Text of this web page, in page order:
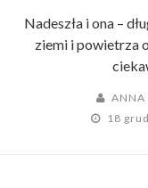
Nadeszła i ona –
ziemi i powietrza
ANNA
18